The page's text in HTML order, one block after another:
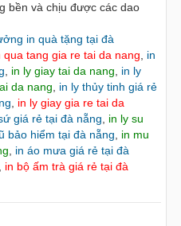
bền và chịu được các dao
in quà tặng tại đà
qua tang gia re tai da nang
in
in ly giay tai da nang
in ly
da nang
in ly thủy tinh giá rẻ
in ly giay gia re tai da
giá rẻ tại đà nẵng
in ly su
bảo hiểm tại đà nẵng
in mu
in áo mưa giá rẻ tại đà
in bộ ấm trà giá rẻ tại đà
tại Gia Lai, cho thuê xe từ ừ 4